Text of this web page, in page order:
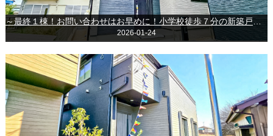
～最終１棟！お問い合わせはお早めに！小学校徒歩７分の新築戸建～ＧＲＡＦＡＲＥ千葉市中央区都町１丁目
2026-01-24